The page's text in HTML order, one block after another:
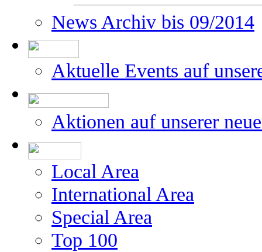
News Archiv bis 09/2014
Aktuelle Events auf
Aktionen auf unserer
Local Area
International Area
Special Area
Top 100